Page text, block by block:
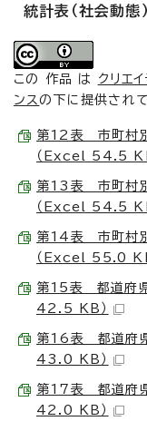
統計表（社会動態）
この 作品 は クリエ
ンスの下に提供されて
第12表 市町村別
（Excel 54.5
第13表 市町村別
（Excel 54.5
第14表 市町村別
（Excel 55.0
第15表 都道府県
42.5 KB）
第16表 都道府県
43.0 KB）
第17表 都道府県
42.0 KB）